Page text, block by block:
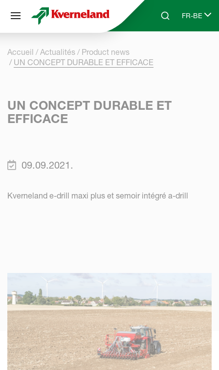
Skip to main content
SearchFR-BE
Select
Accueil Actualités
Product news
UN CONCEPT DURABLE ET EFFICACE
UN CONCEPT DURABLE ET
EFFICACE
09.09.2021.
Kverneland e-drill maxi plus et semoir intégré a-drill
Panneau de gestion des cookies